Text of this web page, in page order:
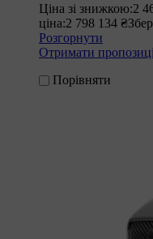
Ціна зі знижкою:2
ціна:2 798 134 ₴
Розгорнути
Отримати
Порівняти